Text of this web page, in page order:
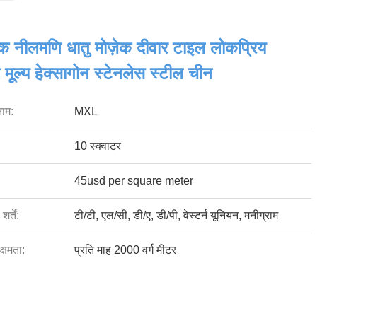
नीलमणि धातु मोज़ेक दीवार टाइल लोकप्रिय
मूल्य हेक्सागोन स्टेनलेस स्टील चीन
MXL
10 स्क्वाटर
45usd per square meter
टी/टी, एल/सी, डी/ए, डी/पी, वेस्टर्न यूनियन, मनीग्राम
प्रति माह 2000 वर्ग मीटर